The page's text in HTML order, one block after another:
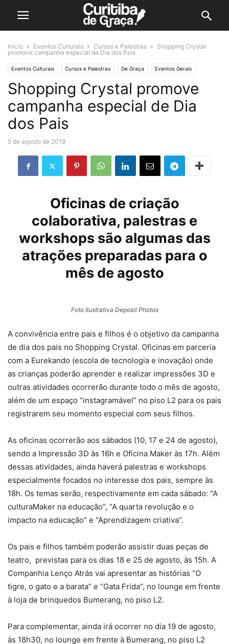
Início Eventos Culturais Cursos e Palestras
Shopping Crystal
promove campanha especial de Dia dos Pais
Eventos Culturais Cursos e Palestras De Graça Eventos Gerais
Infantil
Shopping Crystal promove
campanha especial de Dia
dos Pais
5 de agosto de 2019
Oficinas de criação
colaborativa, palestras e
workshops são algumas das
atrações preparadas para o
mês de agosto
Foto Ilustrativa Deposit Photos
A convivência entre pais e filhos é o objetivo da campanha
de dia dos pais no Shopping Crystal. Oficinas em parceria
com a Eurekando (escola de tecnologia e inovação) onde
as crianças poderão aprender e realizar impressões 3D e
outras atividades ocorrerão durante todo o mês de agosto,
além de um espaço “instagramável” no piso L2 para os pais
registrarem seu momento especial com seus filhos.
As oficinas ocorrerão aos sábados (10, 17 e 24 de agosto),
sendo a Impressão 3D às 16h e Oficina Maker às 17h. Além
dessas atividades, ainda haverá palestras e workshops
especialmente focados no interesse dos pais, sempre às
18h. Os temas serão, respectivamente em cada sábado: “A
culturaMaker na educação”, “A quarta revolução e o
impacto na educação” e “Aprendizagem criativa”.
Os pais e filhos também poderão assistir duas peças de
teatro, previstas para os dias 18 e 25 de agosto, às 15h. A
Companhia Lenço Atrás vai apresentar as histórias “O
tigre, o gato e a barata” e “Gata Frida”, no lounge em frente
à loja de brinquedos Bumerang, no piso L2.
Para complementar, ainda irá ocorrer no dia 19 de agosto,
às 18h30, no lounge em frente à Bumerang, no piso L2